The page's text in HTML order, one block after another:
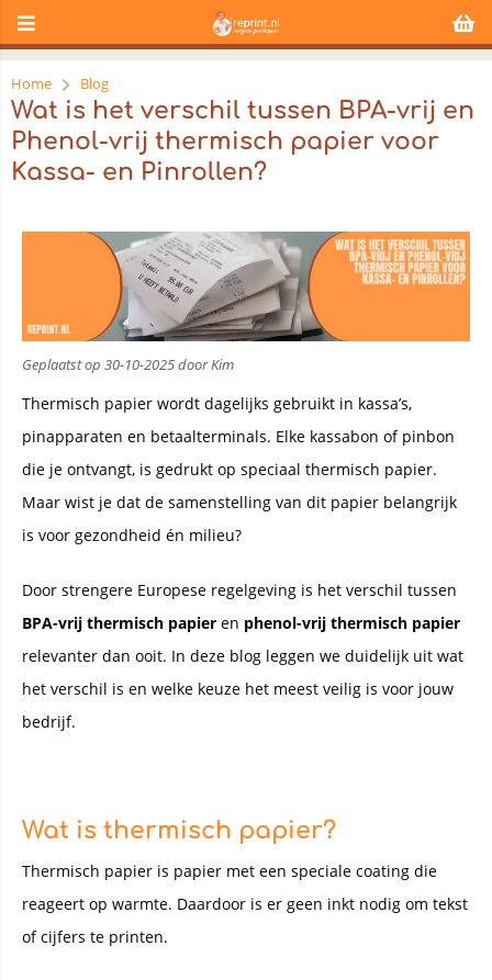
Home Blog
Wat is het verschil tussen BPA-vrij en
Phenol-vrij thermisch papier voor
Kassa- en Pinrollen?
Geplaatst op 30-10-2025 door Kim
Thermisch papier wordt dagelijks gebruikt in kassa’s,
pinapparaten en betaalterminals. Elke kassabon of pinbon
die je ontvangt, is gedrukt op speciaal thermisch papier.
Maar wist je dat de samenstelling van dit papier belangrijk
is voor gezondheid én milieu?
Door strengere Europese regelgeving is het verschil tussen
BPA-vrij thermisch papier en phenol-vrij thermisch papier
relevanter dan ooit. In deze blog leggen we duidelijk uit wat
het verschil is en welke keuze het meest veilig is voor jouw
bedrijf.
Wat is thermisch papier?
Thermisch papier is papier met een speciale coating die
reageert op warmte. Daardoor is er geen inkt nodig om tekst
of cijfers te printen.